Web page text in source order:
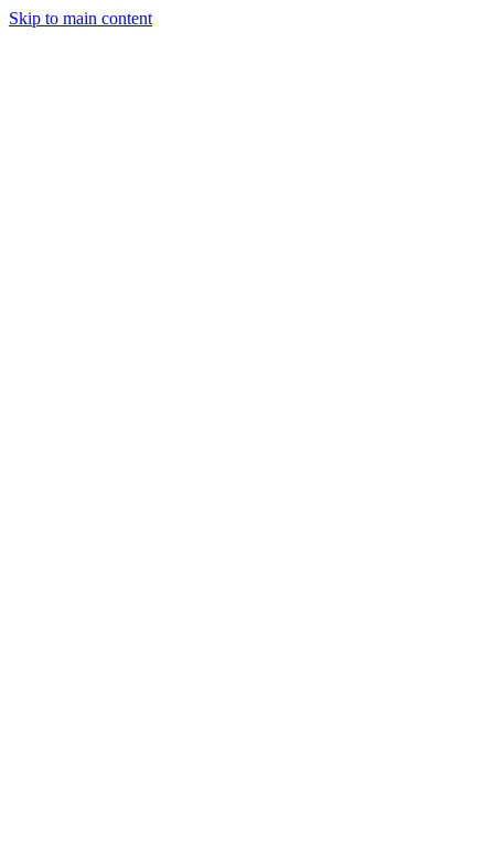
Skip to main content